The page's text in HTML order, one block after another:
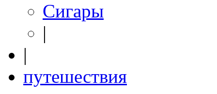
Сигары
|
|
путешествия